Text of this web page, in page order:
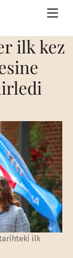
ilk kez
tarihteki ilk